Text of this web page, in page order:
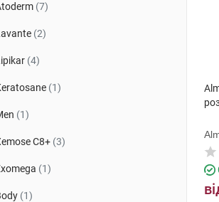
(7)
(2)
(4)
(1)
(1)
C8+ (3)
(1)
(1)